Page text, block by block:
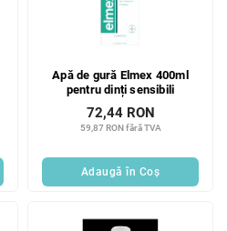
Apă de gură Elmex 400ml
pentru dinți sensibili
59,87 RON fără TVA
72,44 RON
Adaugă în Coş